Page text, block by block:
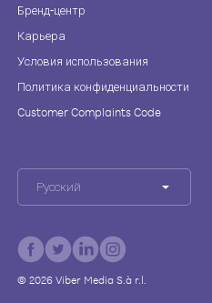
Бренд-центр
Карьера
Условия использования
Политика конфиденциальности
Customer Complaints Code
Русский
© 2026Viber Media S.à r.l.